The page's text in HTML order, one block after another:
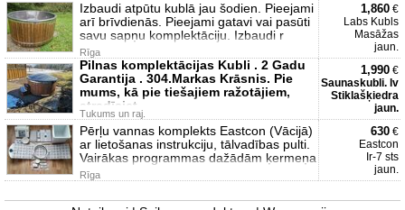
Izbaudi atpūtu kublā jau šodien. Pieejami
arī brīvdienās. Pieejami gatavi vai pasūti
savu sapņu komplektāciju. Izbaudi r
Rīga
1,860 €
Labs Kubls
Masāžas
jaun.
Pilnas komplektācijas Kubli . 2 Gadu
Garantija . 304.Markas Krāsnis. Pie
mums, kā pie tiešajiem ražotājiem,
atradīsiet
Tukums un raj.
1,990 €
Saunaskubli. lv
Stiklašķiedra
jaun.
Pērļu vannas komplekts Eastcon (Vācijā)
ar lietošanas instrukciju, tālvadības pulti.
Vairākas programmas dažādām ķermeņa
Rīga
630 €
Eastcon
Ir-7 sts
jaun.